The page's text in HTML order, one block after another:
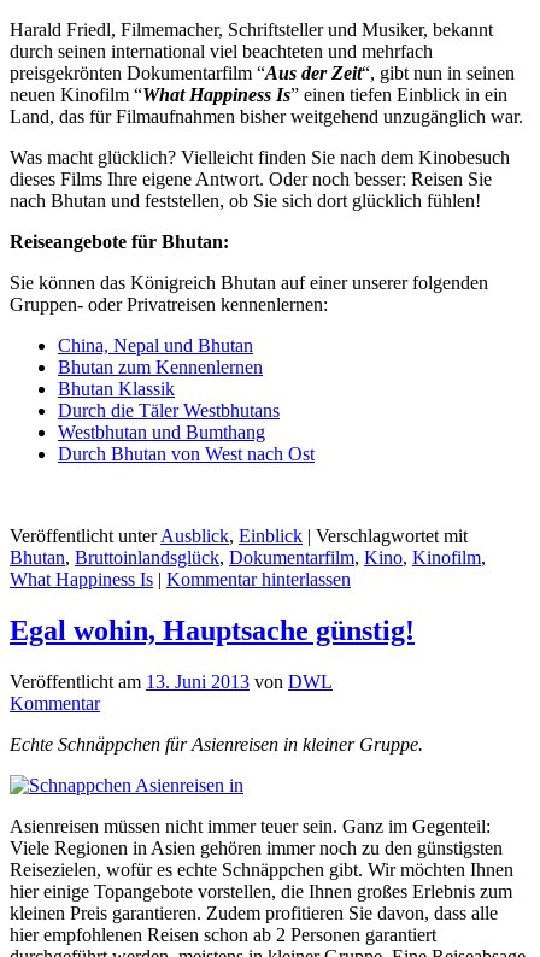
Harald Friedl, Filmemacher, Schriftsteller und Musiker, bekannt
durch seinen international viel beachteten und mehrfach
preisgekrönten Dokumentarfilm “Aus der Zeit“, gibt nun in seinen
neuen Kinofilm “What Happiness Is” einen tiefen Einblick in ein
Land, das für Filmaufnahmen bisher weitgehend unzugänglich war.
Was macht glücklich? Vielleicht finden Sie nach dem Kinobesuch
dieses Films Ihre eigene Antwort. Oder noch besser: Reisen Sie
nach Bhutan und feststellen, ob Sie sich dort glücklich fühlen!
Reiseangebote für Bhutan:
Sie können das Königreich Bhutan auf einer unserer folgenden
Gruppen- oder Privatreisen kennenlernen:
China, Nepal und Bhutan
Bhutan zum Kennenlernen
Bhutan Klassik
Durch die Täler Westbhutans
Westbhutan und Bumthang
Durch Bhutan von West nach Ost
Veröffentlicht unter Ausblick, Einblick | Verschlagwortet mit
Bhutan, Bruttoinlandsglück, Dokumentarfilm, Kino, Kinofilm,
What Happiness Is | Kommentar hinterlassen
Egal wohin, Hauptsache günstig!
Veröffentlicht am 13. Juni 2013 von DWL
Kommentar
Echte Schnäppchen für Asienreisen in kleiner Gruppe.
Asienreisen müssen nicht immer teuer sein. Ganz im Gegenteil:
Viele Regionen in Asien gehören immer noch zu den günstigsten
Reisezielen, wofür es echte Schnäppchen gibt. Wir möchten Ihnen
hier einige Topangebote vorstellen, die Ihnen großes Erlebnis zum
kleinen Preis garantieren. Zudem profitieren Sie davon, dass alle
hier empfohlenen Reisen schon ab 2 Personen garantiert